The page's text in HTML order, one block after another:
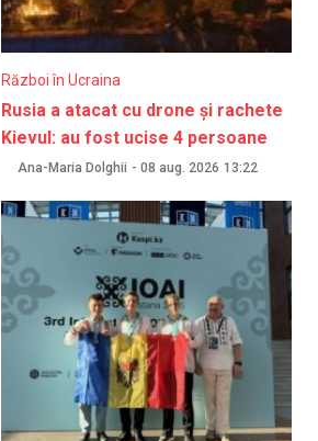
Război în Ucraina
Rusia a atacat cu drone și rachete
Kievul: au fost ucise 4 persoane
Ana-Maria Dolghii - 08 aug. 2026 13:22